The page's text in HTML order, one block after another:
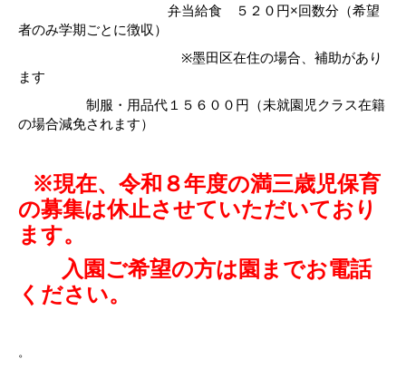
弁当給食 ５２０円×回数分（希望
者のみ学期ごとに徴収）
※墨田区在住の場合、補助があり
ます
制服・用品代１５６００円（未就園児クラス在籍
の場合減免されます）
※現在、令和８年度の満三歳児保育
の募集は休止させていただいており
ます。
入園ご希望の方は園までお電話
ください。
。